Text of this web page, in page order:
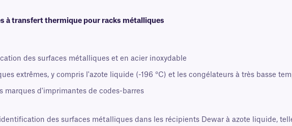
à transfert thermique pour racks métalliques
des surfaces métalliques et en acier inoxydable
extrêmes, y compris l'azote liquide (-196 °C) et les congélateurs à très basse
marques d'imprimantes de codes-barres
des surfaces métalliques dans les récipients Dewar à azote liquide,